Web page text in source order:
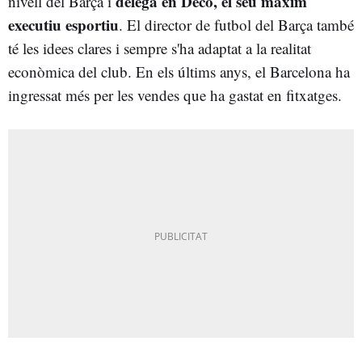
executiu esportiu. El director de futbol del Barça també
té les idees clares i sempre s'ha adaptat a la realitat
econòmica del club. En els últims anys, el Barcelona ha
ingressat més per les vendes que ha gastat en fitxatges.